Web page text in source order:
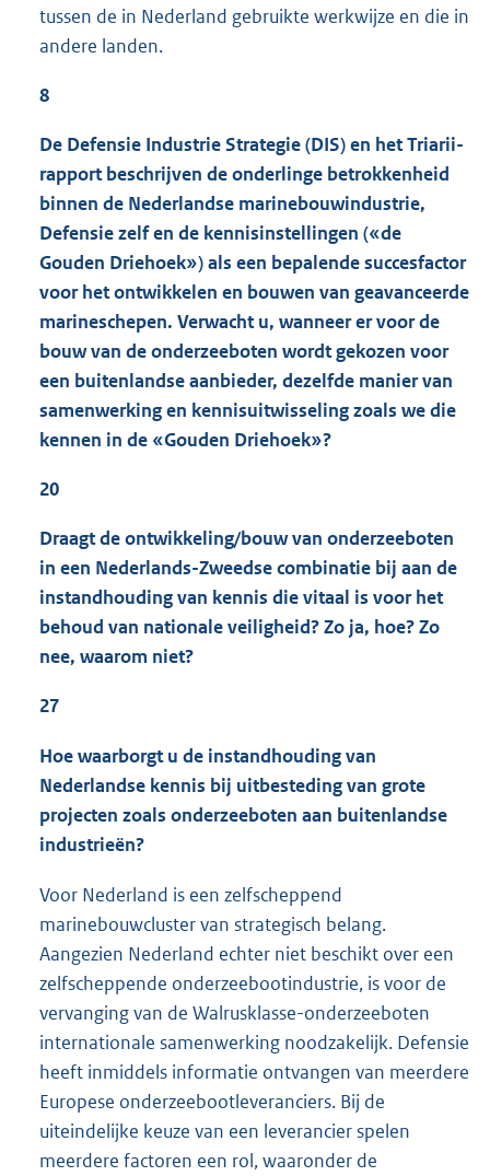
tussen de in Nederland gebruikte werkwijze en die in
andere landen.
8
De Defensie Industrie Strategie (DIS) en het Triarii-
rapport beschrijven de onderlinge betrokkenheid
binnen de Nederlandse marinebouwindustrie,
Defensie zelf en de kennisinstellingen («de
Gouden Driehoek») als een bepalende succesfactor
voor het ontwikkelen en bouwen van geavanceerde
marineschepen. Verwacht u, wanneer er voor de
bouw van de onderzeeboten wordt gekozen voor
een buitenlandse aanbieder, dezelfde manier van
samenwerking en kennisuitwisseling zoals we die
kennen in de «Gouden Driehoek»?
20
Draagt de ontwikkeling/bouw van onderzeeboten
in een Nederlands-Zweedse combinatie bij aan de
instandhouding van kennis die vitaal is voor het
behoud van nationale veiligheid? Zo ja, hoe? Zo
nee, waarom niet?
27
Hoe waarborgt u de instandhouding van
Nederlandse kennis bij uitbesteding van grote
projecten zoals onderzeeboten aan buitenlandse
industrieën?
Voor Nederland is een zelfscheppend
marinebouwcluster van strategisch belang.
Aangezien Nederland echter niet beschikt over een
zelfscheppende onderzeebootindustrie, is voor de
vervanging van de Walrusklasse-onderzeeboten
internationale samenwerking noodzakelijk. Defensie
heeft inmiddels informatie ontvangen van meerdere
Europese onderzeebootleveranciers. Bij de
uiteindelijke keuze van een leverancier spelen
meerdere factoren een rol, waaronder de